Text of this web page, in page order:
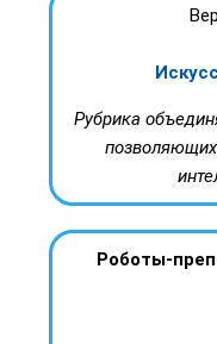
Рубрика
Роботы-